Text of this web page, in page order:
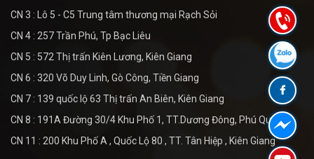
CN 3 : Lô 5 - C5 Trung tâm thương mại Rạch Sỏi
CN 4 : 257 Trần Phú, Tp Bạc Liêu
CN 5 : 572 Thị trấn Kiên Lương, Kiên Giang
CN 6 : 320 Võ Duy Linh, Gò Công, Tiền Giang
CN 7 : 139 quốc lộ 63 Thị trấn An Biên, Kiên Giang
CN 8 : 191A Đường 30/4 Khu Phố 1, TT.Dương Đông, Phú Quốc
CN 11 : 200 Khu Phố A , Quốc Lộ 80 , TT. Tân Hiệp , Kiên Giang